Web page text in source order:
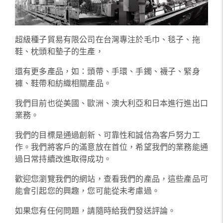
超級種子貿易有限公司在台灣專注於毛巾、毯子、拖
鞋、枕頭和墊子的生產，
還有更多產品，如：頭帶、手環、手鐲、襪子、緊身
褲、鞋帶和紡織相關產品。
我們目前也從美國、歐洲、澳大利亞和日本進行進出口
業務。
我們的目標是通過創新、可靠性和誠信為客戶努力工
作。我們將客戶的滿意放在首位，希望我們的業務能通
過日常持續改進取得成功。
歡迎您瀏覽我們的網站，查看我們的產品，這些產品可
能會引起您的興趣，您可能從未考慮過。
如果您有任何問題，請隨時給我們發送評論。